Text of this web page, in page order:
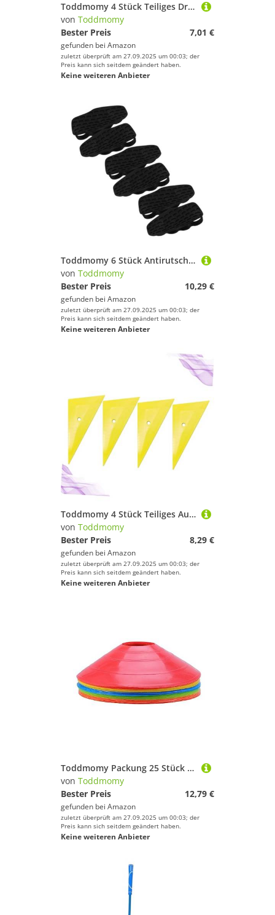
Toddmomy 4 Stück Teiliges Dreieckige Aluminium Karabinerhaken Leicht Langlebig Multifunktional für Camping Wandern Radfahren Angeln Outdoor Zubehör
von Toddmomy
Bester Preis
7,01 €
gefunden bei Amazon
zuletzt überprüft am 27.09.2025 um 00:03; der
Preis kann sich seitdem geändert haben.
Keine weiteren Anbieter
Toddmomy 6 Stück Antirutsch Silikon Handgriffe für Gewichtheben Atmungsaktive Fingerlose Fitnesshandschuhe mit Verbessertem Griffschutz für Männer und Frauen für Krafttraining Deadlifts und
von Toddmomy
Bester Preis
10,29 €
gefunden bei Amazon
zuletzt überprüft am 27.09.2025 um 00:03; der
Preis kann sich seitdem geändert haben.
Keine weiteren Anbieter
Toddmomy 4 Stück Teiliges Auto Folienwerkzeug Kunststoff Rakel mit Rechteckigem Schaber für Fensterfolien Tönungsfolie Aufbringen und Kanten Glätten Gelb Schonend zur Lackierung Langlebig
von Toddmomy
Bester Preis
8,29 €
gefunden bei Amazon
zuletzt überprüft am 27.09.2025 um 00:03; der
Preis kann sich seitdem geändert haben.
Keine weiteren Anbieter
Toddmomy Packung 25 Stück Der Sportscheibe Der Trainingsscheibe Scheibe Fußball-trainingsscheibenkegel Fußball Training
von Toddmomy
Bester Preis
12,79 €
gefunden bei Amazon
zuletzt überprüft am 27.09.2025 um 00:03; der
Preis kann sich seitdem geändert haben.
Keine weiteren Anbieter